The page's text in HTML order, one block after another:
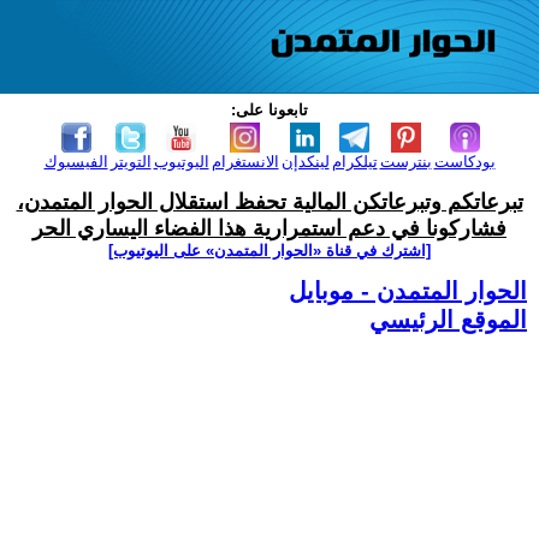
تابعونا على:
الفيسبوك التويتر اليوتيوب الانستغرام لينكدإن تيلكرامبنترست بودكاست
تبرعاتكم وتبرعاتكن المالية تحفظ استقلال الحوار المتمدن،
فشاركونا في دعم استمرارية هذا الفضاء اليساري الحر
[اشترك في قناة ‫«الحوار المتمدن» على اليوتيوب]
الحوار المتمدن - موبايل
الموقع الرئيسي